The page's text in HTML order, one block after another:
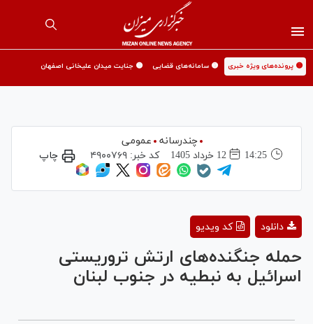
🟡 پرونده‌های ویژه خبری 🟡 سامانه‌های قضایی 🟡 جنایت میدان علیخانی اصفهان
چندرسانه
عمومی
14:25
12 خرداد 1405 کد خبر: ۴۹۰۰۷۶۹ چاپ
Video
کد ویدیو دانلود
حمله جنگنده‌های ارتش تروریستی
اسرائیل به نبطیه در جنوب لبنان